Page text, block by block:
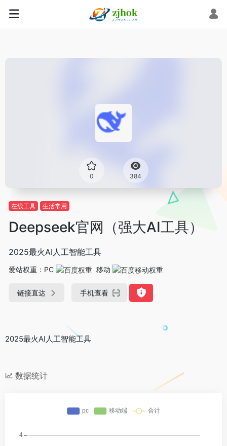
0 384
在线工具 生活常用
Deepseek官网（强大AI工具）
2025最火AI人工智能工具
爱站权重： PC 移动
链接直达 手机查看
2025最火AI人工智能工具
数据统计